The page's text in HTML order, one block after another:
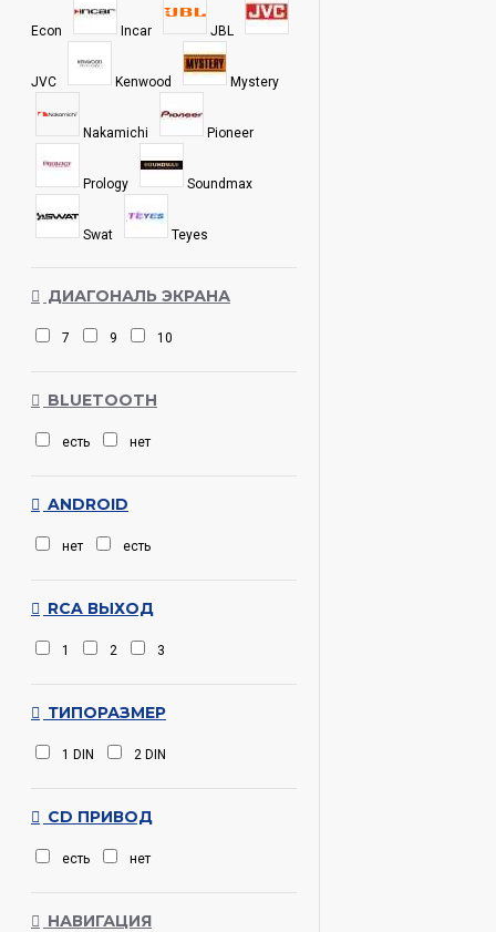
Econ Incar JBL
JVC Kenwood Mystery
Nakamichi Pioneer
Prology Soundmax
Swat Teyes
ДИАГОНАЛЬ ЭКРАНА
7 9 10
BLUETOOTH
есть нет
ANDROID
нет есть
RCA ВЫХОД
1 2 3
ТИПОРАЗМЕР
1 DIN 2 DIN
CD ПРИВОД
есть нет
НАВИГАЦИЯ